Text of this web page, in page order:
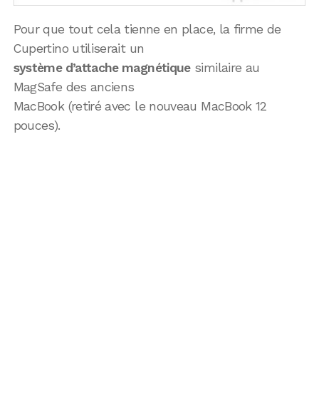
Pour que tout cela tienne en place, la firme de
Cupertino utiliserait un
système d’attache magnétiquesimilaire au
MagSafe des anciens
MacBook (retiré avec le nouveau MacBook 12
pouces).